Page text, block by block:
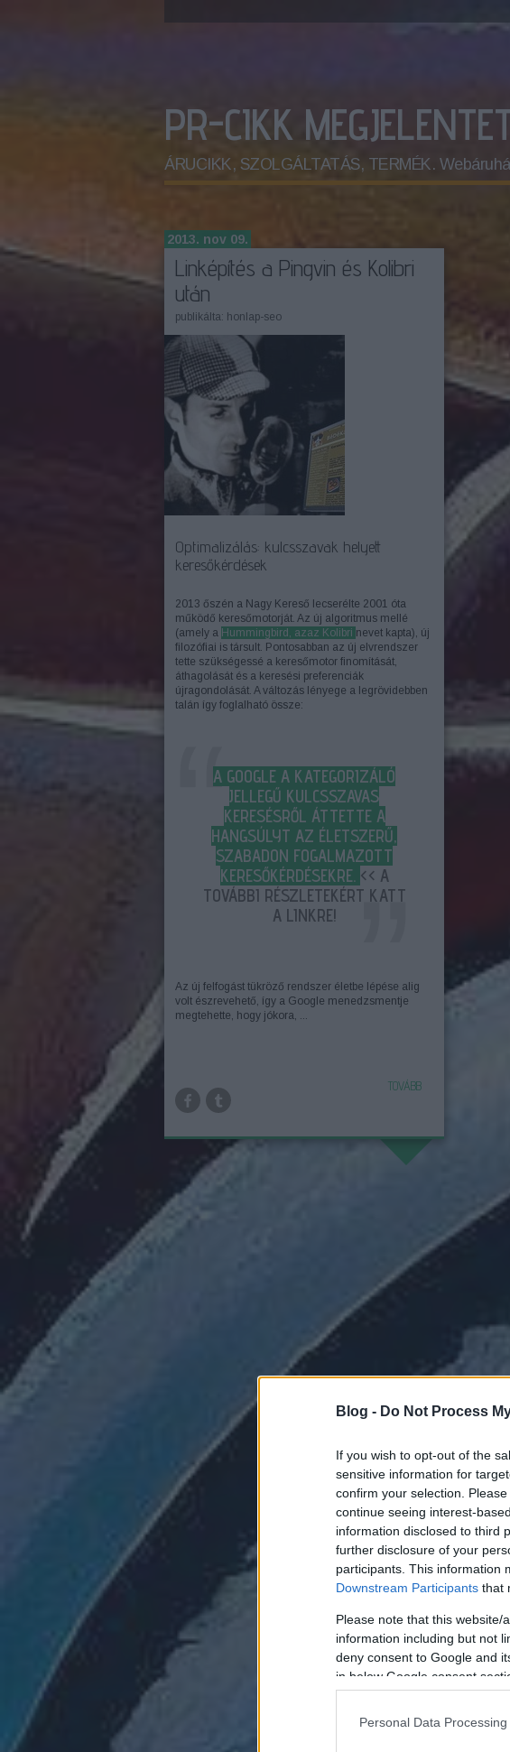
Blog - Do Not Process
If you wish to opt-out of the
sensitive information for
confirm your selection.
continue seeing interest-
information disclosed to third
further disclosure of your
participants. This information
Downstream Participants that
Please note that this
information including but not
deny consent to Google and
in below Google consent
Personal Data
PR-CIKK
ÁRUCIKK, SZOLGÁLTATÁS, TERMÉK.
2013. nov 09.
Linképítés a Pingvin és Kolibri
után
publikálta: honlap-seo
Optimalizálás: kulcsszavak helyett
keresőkérdések
2013 őszén a Nagy Kereső lecserélte 2001 óta
működő keresőmotorját. Az új algoritmus mellé
(amely a Hummingbird, azaz Kolibri nevet kapta), új
filozófiai is társult. Pontosabban az új elvrendszer
tette szükségessé a keresőmotor finomítását,
áthagolását és a keresési preferenciák
újragondolását. A változás lényege a legrövidebben
talán így foglalható össze:
A GOOGLE A KATEGORIZÁLÓ
JELLEGŰ KULCSSZAVAS
KERESÉSRŐL ÁTTETTE A
HANGSÚLYT AZ ÉLETSZERŰ,
SZABADON FOGALMAZOTT
KERESŐKÉRDÉSEKRE. << A
TOVÁBBI RÉSZLETEKÉRT KATT
A LINKRE!
Az új felfogást tükröző rendszer életbe lépése alig
volt észrevehető, így a Google menedzsmentje
megtehette, hogy jókora, ...
TOVÁBB